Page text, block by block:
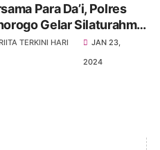
Para Da’i, Polres
Gelar Silaturahmi
Untuk Wujudkan
Damai
TERKINI HARI
JAN 23,
2024